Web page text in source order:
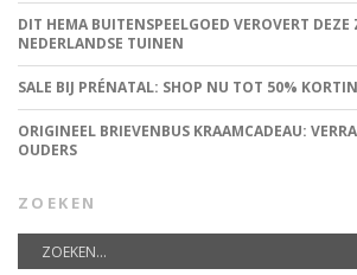
DIT HEMA BUITENSPEELGOED VEROVERT DEZE
NEDERLANDSE TUINEN
SALE BIJ PRÉNATAL: SHOP NU TOT 50%
ORIGINEEL BRIEVENBUS KRAAMCADEAU:
OUDERS
ZOEKEN